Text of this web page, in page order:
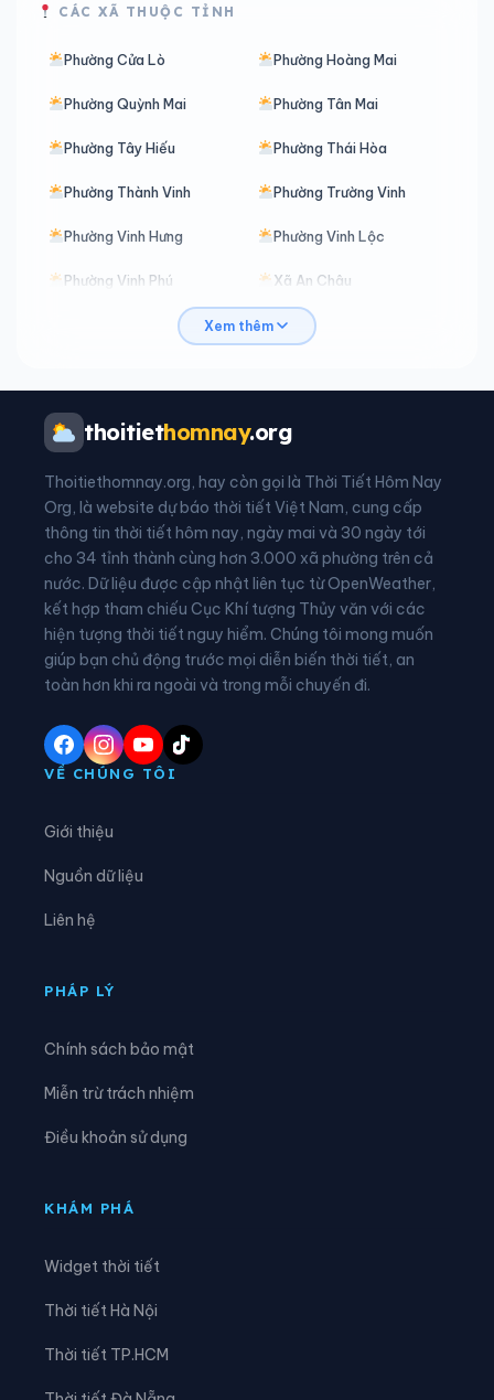
CÁC XÃ THUỘC TỈNH
Phường Cửa Lò Phường Hoàng Mai
Phường Quỳnh Mai Phường Tân Mai
Phường Tây Hiếu Phường Thái Hòa
Phường Thành Vinh Phường Trường Vinh
Phường Vinh Hưng Phường Vinh Lộc
Phường Vinh Phú Xã An Châu
Xã Anh Sơn Đông
Xã Bạch Ngọc
Xã Bình Chuẩn
Xã Cam Phục Xã Cát Ngạn
Xã Châu Bình Xã Châu Hồng
Xã Châu Khê Xã Châu Lộc
Xã Châu Tiến Xã Chiêu Lưu
Xã Con Cuông Xã Đại Đồng
Xã Đại Huệ
Xã Đô Lương
Xã Hoa Quân
Xã Kim Bảng
Xem thêm
thoitiethomnay.org
Thoitiethomnay.org, hay còn gọi là Thời Tiết Hôm Nay
Org, là website dự báo thời tiết Việt Nam, cung cấp
thông tin thời tiết hôm nay, ngày mai và 30 ngày tới
cho 34 tỉnh thành cùng hơn 3.000 xã phường trên cả
nước. Dữ liệu được cập nhật liên tục từ OpenWeather,
kết hợp tham chiếu Cục Khí tượng Thủy văn với các
hiện tượng thời tiết nguy hiểm. Chúng tôi mong muốn
giúp bạn chủ động trước mọi diễn biến thời tiết, an
toàn hơn khi ra ngoài và trong mỗi chuyến đi.
VỀ CHÚNG TÔI
Giới thiệu
Nguồn dữ liệu
Liên hệ
PHÁP LÝ
Chính sách bảo mật
Miễn trừ trách nhiệm
Điều khoản sử dụng
KHÁM PHÁ
Widget thời tiết
Thời tiết Hà Nội
Thời tiết TP.HCM